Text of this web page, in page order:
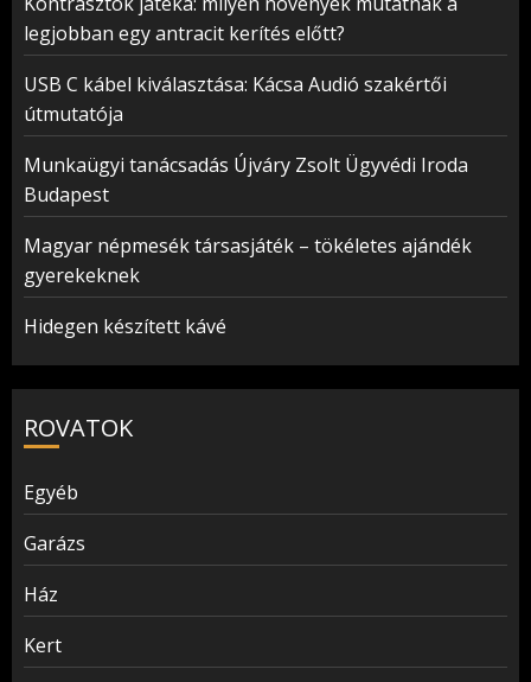
legjobban egy antracit kerítés előtt?
USB C kábel kiválasztása: Kácsa Audió szakértői
útmutatója
Munkaügyi tanácsadás Újváry Zsolt Ügyvédi Iroda
Budapest
Magyar népmesék társasjáték – tökéletes ajándék
gyerekeknek
Hidegen készített kávé
ROVATOK
Egyéb
Garázs
Ház
Kert